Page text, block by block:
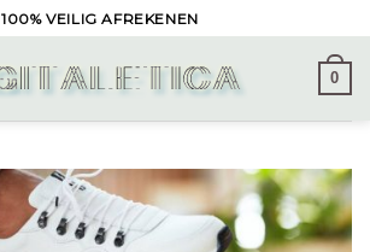
100% VEILIG AFREKENEN
0